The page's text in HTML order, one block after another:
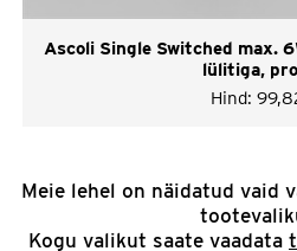
Ascoli Single Switched max.
lülitiga,
Hind:
Meie lehel on näidatud vaid
Kogu valikut saate vaadata